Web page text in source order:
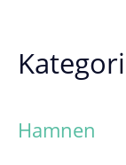
Hamnen